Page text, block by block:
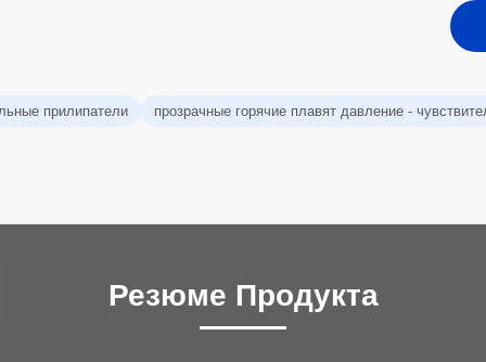
прилипатели прозрачные горячие плавят давление -
Резюме Продукта